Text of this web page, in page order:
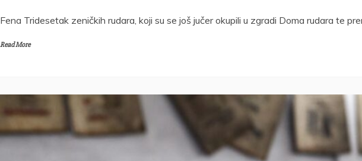
Fena Tridesetak zeničkih rudara, koji su se još jučer okupili u zgradi Doma rudara te
Read More